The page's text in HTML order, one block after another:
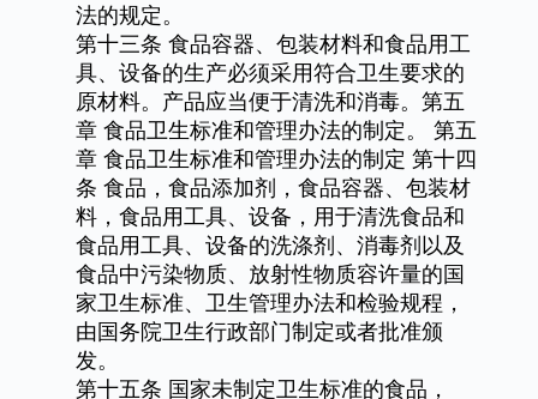
法的规定。
第十三条 食品容器、包装材料和食品用工
具、设备的生产必须采用符合卫生要求的
原材料。产品应当便于清洗和消毒。第五
章 食品卫生标准和管理办法的制定。
第五
章 食品卫生标准和管理办法的制定 第十四
条 食品，食品添加剂，食品容器、包装材
料，食品用工具、设备，用于清洗食品和
食品用工具、设备的洗涤剂、消毒剂以及
食品中污染物质、放射性物质容许量的国
家卫生标准、卫生管理办法和检验规程，
由国务院卫生行政部门制定或者批准颁
发。
第十五条 国家未制定卫生标准的食品，